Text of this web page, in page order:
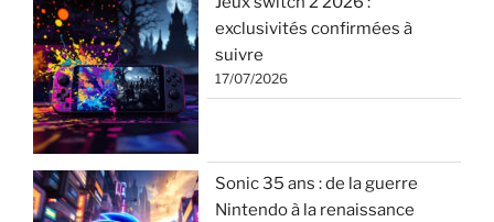
exclusivités confirmées à
suivre
17/07/2026
Sonic 35 ans : de la guerre
Nintendo à la renaissance